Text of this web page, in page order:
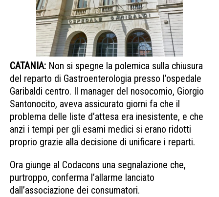
CATANIA: Non si spegne la polemica sulla chiusura
del reparto di Gastroenterologia presso l’ospedale
Garibaldi centro. Il manager del nosocomio, Giorgio
Santonocito, aveva assicurato giorni fa che il
problema delle liste d’attesa era inesistente, e che
anzi i tempi per gli esami medici si erano ridotti
proprio grazie alla decisione di unificare i reparti.
Ora giunge al Codacons una segnalazione che,
purtroppo, conferma l’allarme lanciato
dall’associazione dei consumatori.